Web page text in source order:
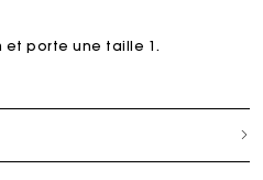
et porte une taille 1.